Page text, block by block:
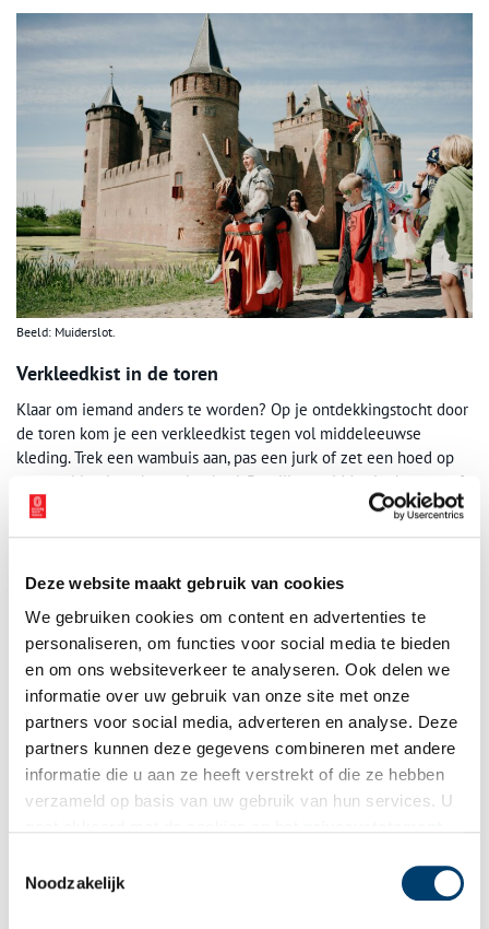
Deze website maakt gebruik van cookies
We gebruiken cookies om content en advertenties te
personaliseren, om functies voor social media te bieden
en om ons websiteverkeer te analyseren. Ook delen we
informatie over uw gebruik van onze site met onze
partners voor social media, adverteren en analyse. Deze
partners kunnen deze gegevens combineren met andere
informatie die u aan ze heeft verstrekt of die ze hebben
verzameld op basis van uw gebruik van hun services. U
Noodzakelijk
Beeld: Muiderslot.
Verkleedkist in de toren
Klaar om iemand anders te worden? Op je ontdekkingstocht door
de toren kom je een verkleedkist tegen vol middeleeuwse
kleding. Trek een wambuis aan, pas een jurk of zet een hoed op
en speel je eigen kasteelverhaal. Ben jij een ridder, jonkvrouw of
misschien wel de nar?
Creativiteit in het Kasteelatelier
Toe aan wat creatieve actie? Schuif aan in het kasteelatelier en
ga zelf aan de slag. Voor jong en oud is er altijd iets te maken.
Ontwerp en maak samen iets helemaal in ridderstijl.
Van 11.00 – 16.00 uur
In het Kasteelatelier
het kasteel vaak verbouwd, opgeknapt en uitgebreid: van militair
fort tot luxe woonhuis en uiteindelijk het museum van nu.